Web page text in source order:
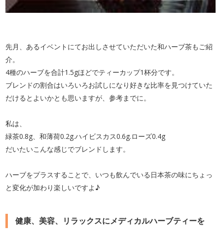
先月、あるイベントにてお出しさせていただいた和ハーブ茶もご紹
介。
4種のハーブを合計1.5gほどでティーカップ1杯分です。
ブレンドの割合はいろいろお試しになり好きな比率を見つけていた
だけるとよいかとも思いますが、参考までに。
私は、
緑茶0.8g、和薄荷0.2g.ハイビスカス0.6g.ローズ0.4g
だいたいこんな感じでブレンドします。
ハーブをプラスすることで、いつも飲んでいる日本茶の味にちょっ
と変化が加わり楽しいですよ♪
健康、美容、リラックスにメディカルハーブティーを